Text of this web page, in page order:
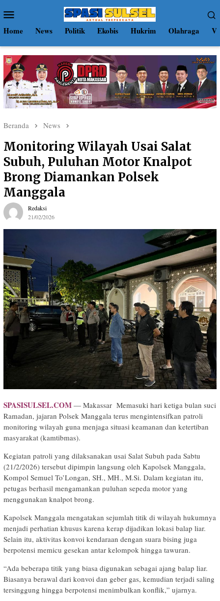
ke
kontenMobile
Home News Politik Ekobis Hukrim Olahraga
Beranda News
Monitoring Wilayah Usai Salat
Subuh, Puluhan Motor Knalpot
Brong Diamankan Polsek
Manggala
Redaksi
21/02/2026
SPASISULSEL.COM — Makassar Memasuki hari ketiga bulan suci
Ramadan, jajaran Polsek Manggala terus mengintensifkan patroli
monitoring wilayah guna menjaga situasi keamanan dan ketertiban
masyarakat (kamtibmas).
Kegiatan patroli yang dilaksanakan usai Salat Subuh pada Sabtu
(21/2/2026) tersebut dipimpin langsung oleh Kapolsek Manggala,
Kompol Semuel To’Longan, SH., MH., M.Si. Dalam kegiatan itu,
petugas berhasil mengamankan puluhan sepeda motor yang
menggunakan knalpot brong.
Kapolsek Manggala mengatakan sejumlah titik di wilayah hukumnya
menjadi perhatian khusus karena kerap dijadikan lokasi balap liar.
Selain itu, aktivitas konvoi kendaraan dengan suara bising juga
berpotensi memicu gesekan antar kelompok hingga tawuran.
“Ada beberapa titik yang biasa digunakan sebagai ajang balap liar.
Biasanya berawal dari konvoi dan geber gas, kemudian terjadi saling
tersinggung hingga berpotensi menimbulkan konflik,” ujarnya.